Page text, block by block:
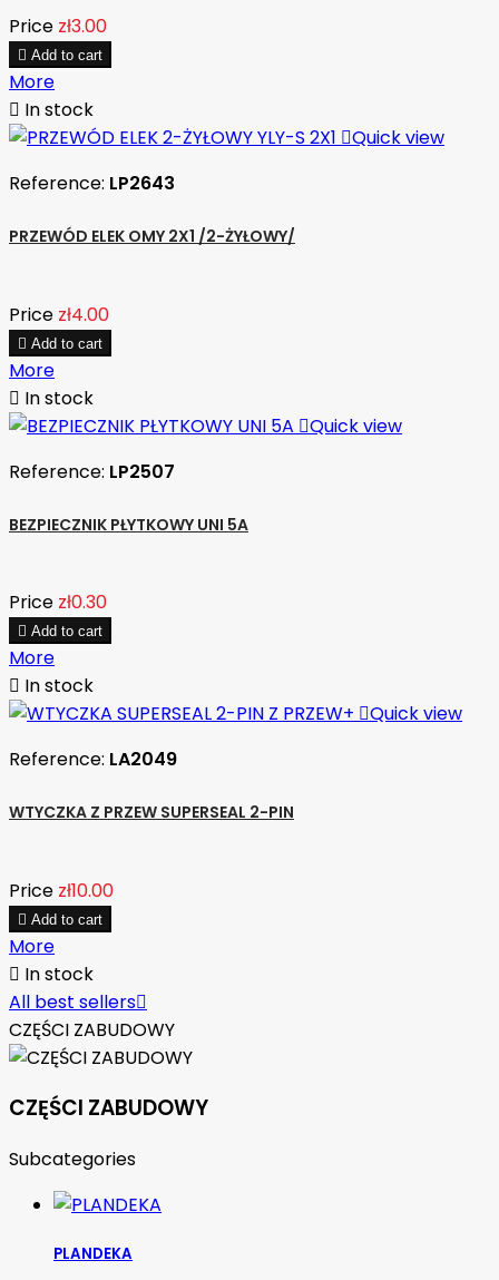
Price zł3.00
 Add to cart
More
 In stock
Quick view
Reference: LP2643
PRZEWÓD ELEK OMY 2X1 /2-ŻYŁOWY/
Price zł4.00
 Add to cart
More
 In stock
Quick view
Reference: LP2507
BEZPIECZNIK PŁYTKOWY UNI 5A
Price zł0.30
 Add to cart
More
 In stock
Quick view
Reference: LA2049
WTYCZKA Z PRZEW SUPERSEAL 2-PIN
Price zł10.00
 Add to cart
More
 In stock
All best sellers
CZĘŚCI ZABUDOWY
CZĘŚCI ZABUDOWY
Subcategories
PLANDEKA